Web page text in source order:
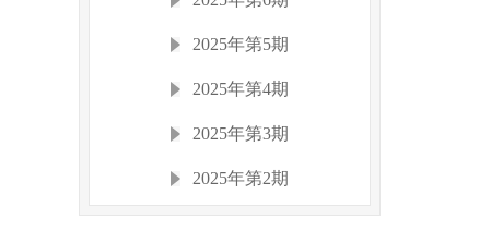
2025年第5期
2025年第4期
2025年第3期
2025年第2期